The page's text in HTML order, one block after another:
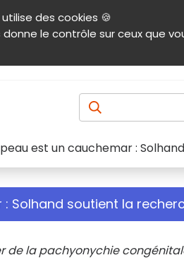
des cookies 🍪
le contrôle sur ceux que
et accessibilité Menu principal
Produits &
est un cauchemar :
Solhand soutient la
de la pachyonychie